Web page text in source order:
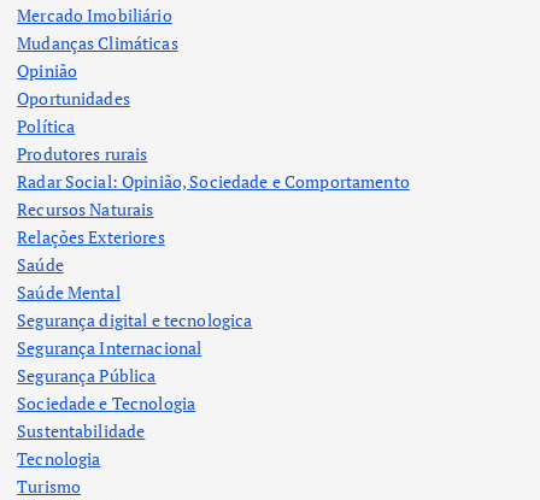
Mercado Imobiliário
Mudanças Climáticas
Opinião
Oportunidades
Política
Produtores rurais
Radar Social: Opinião, Sociedade e Comportamento
Recursos Naturais
Relações Exteriores
Saúde
Saúde Mental
Segurança digital e tecnologica
Segurança Internacional
Segurança Pública
Sociedade e Tecnologia
Sustentabilidade
Tecnologia
Turismo